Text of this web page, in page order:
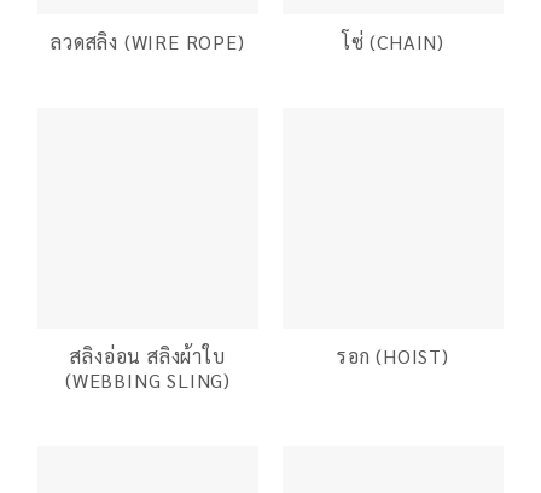
ลวดสลิง (WIRE ROPE) โซ่ (CHAIN)
สลิงอ่อน สลิงผ้าใบ
(WEBBING SLING)
รอก (HOIST)